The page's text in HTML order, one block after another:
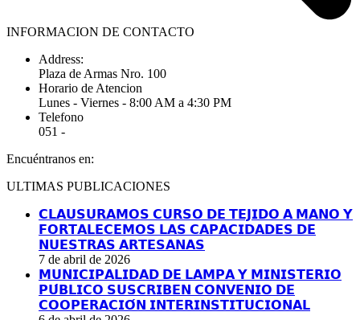
INFORMACION DE CONTACTO
Address:
Plaza de Armas Nro. 100
Horario de Atencion
Lunes - Viernes - 8:00 AM a 4:30 PM
Telefono
051 -
Encuéntranos en:
Facebook
opens
window
YouTube
opens
window
Linkedin
opens
window
Instagram
opens
window
ULTIMAS PUBLICACIONES
𝗖𝗟𝗔𝗨𝗦𝗨𝗥𝗔𝗠𝗢𝗦 𝗖𝗨𝗥𝗦𝗢 𝗗𝗘 𝗧𝗘𝗝𝗜𝗗𝗢 𝗔 𝗠𝗔𝗡𝗢 𝗬
𝗙𝗢𝗥𝗧𝗔𝗟𝗘𝗖𝗘𝗠𝗢𝗦 𝗟𝗔𝗦 𝗖𝗔𝗣𝗔𝗖𝗜𝗗𝗔𝗗𝗘𝗦 𝗗𝗘
𝗡𝗨𝗘𝗦𝗧𝗥𝗔𝗦 𝗔𝗥𝗧𝗘𝗦𝗔𝗡𝗔𝗦
7 de abril de 2026
𝗠𝗨𝗡𝗜𝗖𝗜𝗣𝗔𝗟𝗜𝗗𝗔𝗗 𝗗𝗘 𝗟𝗔𝗠𝗣𝗔 𝗬 𝗠𝗜𝗡𝗜𝗦𝗧𝗘𝗥𝗜𝗢
𝗣𝗨́𝗕𝗟𝗜𝗖𝗢 𝗦𝗨𝗦𝗖𝗥𝗜𝗕𝗘𝗡 𝗖𝗢𝗡𝗩𝗘𝗡𝗜𝗢 𝗗𝗘
𝗖𝗢𝗢𝗣𝗘𝗥𝗔𝗖𝗜𝗢́𝗡 𝗜𝗡𝗧𝗘𝗥𝗜𝗡𝗦𝗧𝗜𝗧𝗨𝗖𝗜𝗢𝗡𝗔𝗟